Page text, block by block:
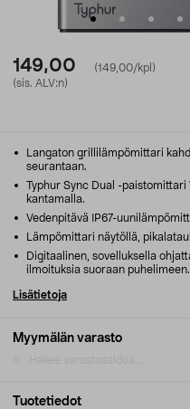
149,00
(149,00/kpl)
(sis. ALV:n)
Myymälän varasto
Langaton grillilämpömittari
seurantaan.
Typhur Sync Dual -
kantamalla.
Vedenpitävä IP67-
Lämpömittari näytöllä,
Digitaalinen, sovelluksella
ilmoituksia suoraan puhelimeen.
Lisätietoja
Tuotetiedot